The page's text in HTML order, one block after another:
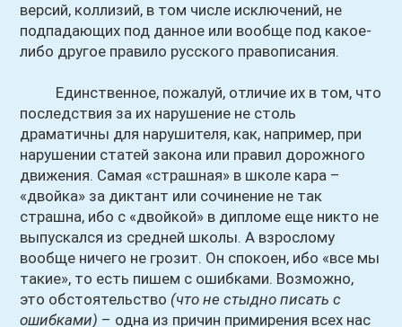
версий, коллизий, в том числе исключений, не
подпадающих под данное или вообще под какое-
либо другое правило русского правописания.
Единственное, пожалуй, отличие их в том, что
последствия за их нарушение не столь
драматичны для нарушителя, как, например, при
нарушении статей закона или правил дорожного
движения. Самая «страшная» в школе кара –
«двойка» за диктант или сочинение не так
страшна, ибо с «двойкой» в дипломе еще никто не
выпускался из средней школы. А взрослому
вообще ничего не грозит. Он спокоен, ибо «все мы
такие», то есть пишем с ошибками. Возможно,
это обстоятельство (что не стыдно писать с
ошибками) – одна из причин примирения всех нас